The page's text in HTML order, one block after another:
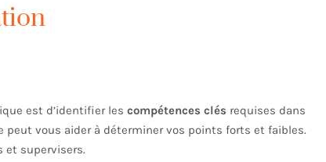
est d’identifier les compétences clés requises dans
vous aider à déterminer vos points forts et faibles.
et supervisers.